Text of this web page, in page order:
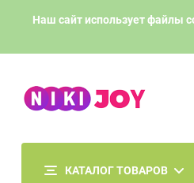
Наш сайт использует файлы
КАТАЛОГ ТОВАРОВ